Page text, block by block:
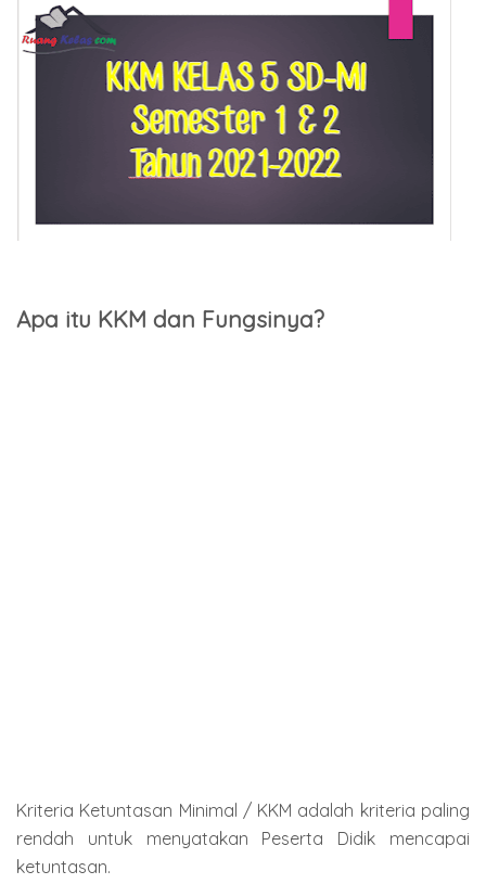
Apa itu KKM dan Fungsinya?
Kriteria Ketuntasan Minimal / KKM adalah kriteria paling
rendah untuk menyatakan Peserta Didik mencapai
ketuntasan.